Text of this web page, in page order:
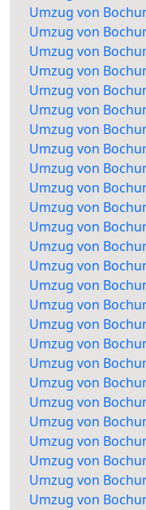
Umzug von
Umzug von
Umzug von
Umzug von
Umzug von
Umzug von
Umzug von
Umzug von
Umzug von
Umzug von
Umzug von
Umzug von
Umzug von
Umzug von
Umzug von
Umzug von
Umzug von
Umzug von
Umzug von
Umzug von
Umzug von
Umzug von
Umzug von
Umzug von
Umzug von
Umzug von